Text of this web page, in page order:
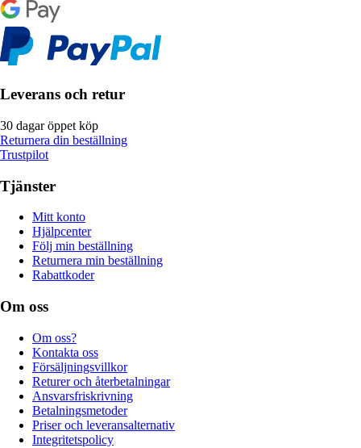
Leverans och retur
30 dagar öppet köp
Returnera din beställning
Trustpilot
Tjänster
Mitt konto
Hjälpcenter
Följ min beställning
Returnera min beställning
Rabattkoder
Om oss
Om oss?
Kontakta oss
Försäljningsvillkor
Returer och återbetalningar
Ansvarsfriskrivning
Betalningsmetoder
Priser och leveransalternativ
Integritetspolicy